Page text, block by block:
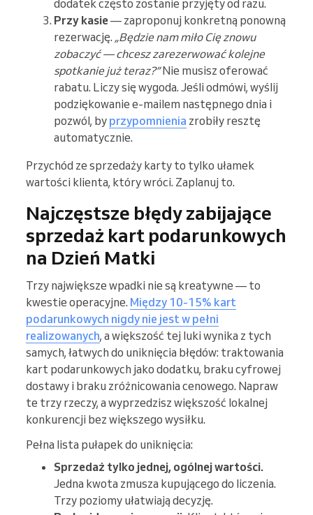
dodatek często zostanie przyjęty od razu.
Przy kasie— zaproponuj konkretną ponowną
rezerwację. „Będzie nam miło Cię znowu
zobaczyć — chcesz zarezerwować kolejne
spotkanie już teraz?”Nie musisz oferować
rabatu. Liczy się wygoda. Jeśli odmówi, wyślij
podziękowanie e-mailem następnego dnia i
pozwól, by przypomnienia zrobiły resztę
automatycznie.
Przychód ze sprzedaży karty to tylko ułamek
wartości klienta, który wróci. Zaplanuj to.
Najczęstsze błędy zabijające
sprzedaż kart podarunkowych
na Dzień Matki
Trzy największe wpadki nie są kreatywne — to
kwestie operacyjne. Między 10-15% kart
podarunkowych nigdy nie jest w pełni
realizowanych, a większość tej luki wynika z tych
samych, łatwych do uniknięcia błędów: traktowania
kart podarunkowych jako dodatku, braku cyfrowej
dostawy i braku zróżnicowania cenowego. Napraw
te trzy rzeczy, a wyprzedzisz większość lokalnej
konkurencji bez większego wysiłku.
Pełna lista pułapek do uniknięcia:
Sprzedaż tylko jednej, ogólnej wartości.
Jedna kwota zmusza kupującego do liczenia.
Trzy poziomy ułatwiają decyzję.